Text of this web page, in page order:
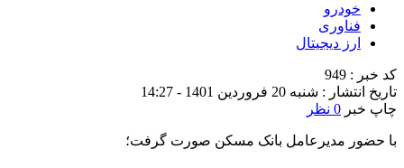
خودرو
فناوری
ارز دیجیتال
کد خبر : 949
تاریخ انتشار : شنبه 20 فروردین 1401 - 14:27
چاپ خبر 0 نظر
با حضور مدیرعامل بانک مسکن صورت گرفت؛